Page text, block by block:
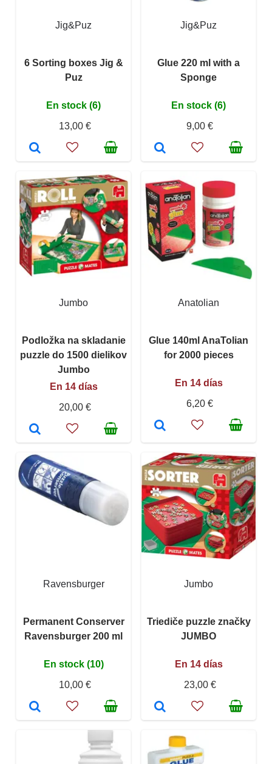
Jig&Puz
6 Sorting boxes Jig &
Puz
En stock (6)
13,00 €
Jig&Puz
Glue 220 ml with a
Sponge
En stock (6)
9,00 €
Jumbo
Podložka na skladanie
puzzle do 1500 dielikov
Jumbo
En 14 días
20,00 €
Anatolian
Glue 140ml AnaTolian
for 2000 pieces
En 14 días
6,20 €
Ravensburger
Permanent Conserver
Ravensburger 200 ml
En stock (10)
10,00 €
Jumbo
Triediče puzzle značky
JUMBO
En 14 días
23,00 €